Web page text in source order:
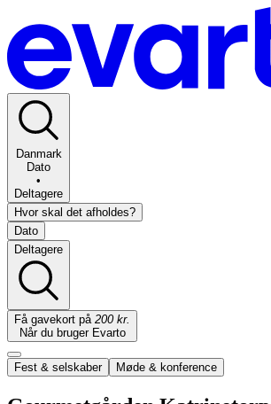
Danmark
Dato
•
Deltagere
Hvor skal det afholdes?
Dato
Deltagere
Få gavekort på 200 kr.
Når du bruger Evarto
Fest & selskaber Møde & konference